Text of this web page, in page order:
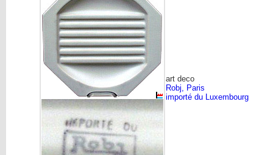
art deco
Robj, Paris
importé du Luxembourg